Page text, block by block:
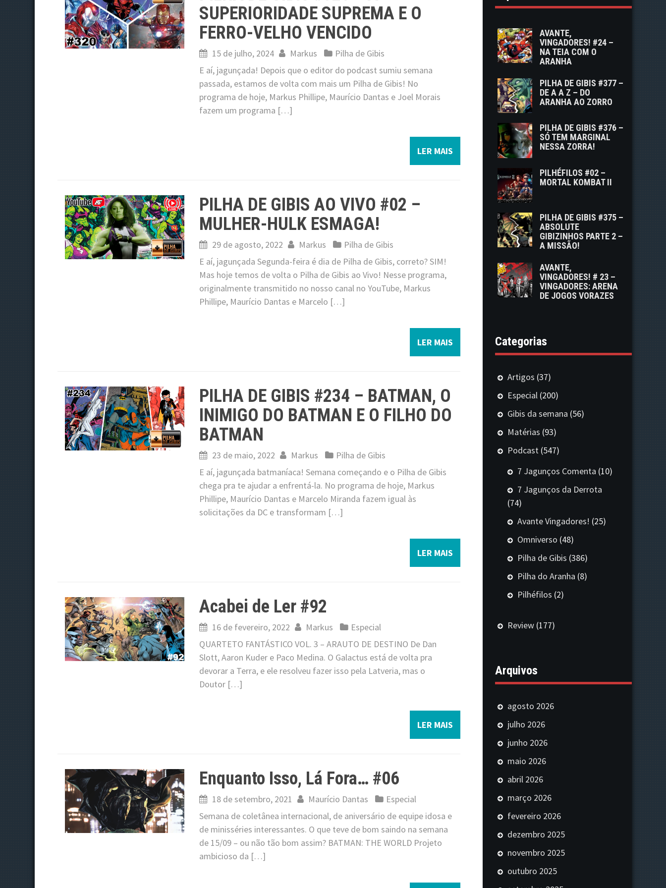
SUPERIORIDADE SUPREMA E O
FERRO-VELHO VENCIDO
15 de julho, 2024 Markus
Pilha de Gibis
E aí, jagunçada! Depois que o editor do podcast sumiu semana
passada, estamos de volta com mais um Pilha de Gibis! No
programa de hoje, Markus Phillipe, Maurício Dantas e Joel Morais
fazem um programa […]
LER MAIS
PILHA DE GIBIS AO VIVO #02 –
MULHER-HULK ESMAGA!
29 de agosto, 2022 Markus
Pilha de Gibis
E aí, jagunçada Segunda-feira é dia de Pilha de Gibis, correto? SIM!
Mas hoje temos de volta o Pilha de Gibis ao Vivo! Nesse programa,
originalmente transmitido no nosso canal no YouTube, Markus
Phillipe, Maurício Dantas e Marcelo […]
LER MAIS
PILHA DE GIBIS #234 – BATMAN, O
INIMIGO DO BATMAN E O FILHO DO
BATMAN
23 de maio, 2022 Markus
Pilha de Gibis
E aí, jagunçada batmaníaca! Semana começando e o Pilha de Gibis
chega pra te ajudar a enfrentá-la. No programa de hoje, Markus
Phillipe, Maurício Dantas e Marcelo Miranda fazem igual às
solicitações da DC e transformam […]
LER MAIS
Acabei de Ler #92
16 de fevereiro, 2022 Markus
Especial
QUARTETO FANTÁSTICO VOL. 3 – ARAUTO DE DESTINO De Dan
Slott, Aaron Kuder e Paco Medina. O Galactus está de volta pra
devorar a Terra, e ele resolveu fazer isso pela Latveria, mas o
Doutor […]
LER MAIS
Enquanto Isso, Lá Fora… #06
18 de setembro, 2021 Maurício Dantas
Especial
Semana de coletânea internacional, de aniversário de equipe idosa e
de minisséries interessantes. O que teve de bom saindo na semana
de 15/09 – ou não tão bom assim? BATMAN: THE WORLD Projeto
ambicioso da […]
AVANTE,
VINGADORES! #24 –
NA TEIA COM O
ARANHA
PILHA DE GIBIS #377 –
DE A A Z – DO
ARANHA AO ZORRO
PILHA DE GIBIS #376 –
SÓ TEM MARGINAL
NESSA ZORRA!
PILHÉFILOS #02 –
MORTAL KOMBAT II
PILHA DE GIBIS #375 –
ABSOLUTE
GIBIZINHOS PARTE 2 –
A MISSÃO!
AVANTE,
VINGADORES! # 23 –
VINGADORES: ARENA
DE JOGOS VORAZES
Categorias
Artigos (37)
Especial (200)
Gibis da semana (56)
Matérias (93)
Podcast (547)
7 Jagunços Comenta (10)
7 Jagunços da Derrota
(74)
Avante Vingadores! (25)
Omniverso (48)
Pilha de Gibis (386)
Pilha do Aranha (8)
Pilhéfilos (2)
Review (177)
Arquivos
agosto 2026
julho 2026
junho 2026
maio 2026
abril 2026
março 2026
fevereiro 2026
dezembro 2025
novembro 2025
outubro 2025